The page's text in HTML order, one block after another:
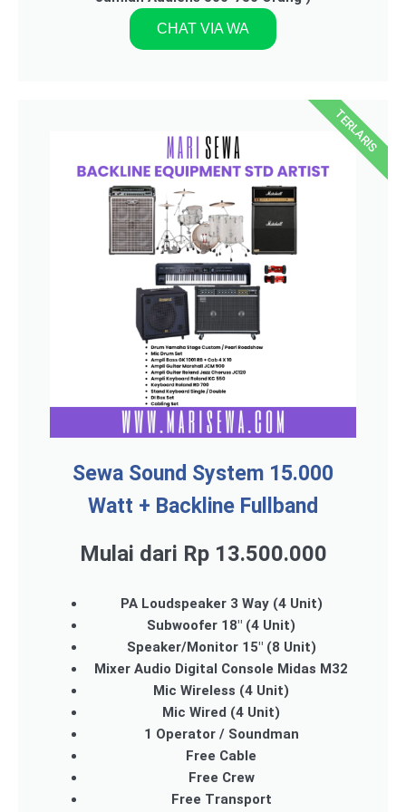
CHAT VIA WA
Sewa Sound System 15.000
Watt + Backline Fullband
Mulai dari Rp 13.500.000
PA Loudspeaker 3 Way (4 Unit)
Subwoofer 18" (4 Unit)
Speaker/Monitor 15" (8 Unit)
Mixer Audio Digital Console Midas M32
Mic Wireless (4 Unit)
Mic Wired (4 Unit)
1 Operator / Soundman
Free Cable
Free Crew
Free Transport
TERLARIS